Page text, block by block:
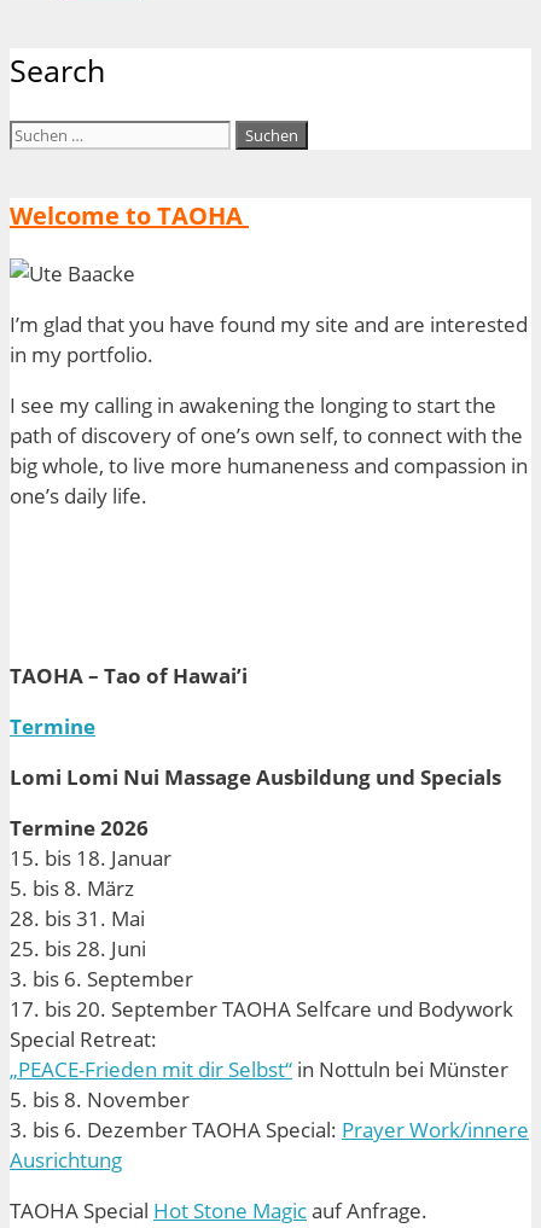
Search
Suchen
Welcome to TAOHA
I’m glad that you have found my site and are interested
in my portfolio.
I see my calling in awakening the longing to start the
path of discovery of one’s own self, to connect with the
big whole, to live more humanenessand compassion in
one’s daily life.
TAOHA – Tao of Hawai’i
Termine
Lomi Lomi Nui Massage Ausbildung und Specials
Termine 2026
15. bis 18. Januar
5. bis 8. März
28. bis 31. Mai
25. bis 28. Juni
3. bis 6. September
17. bis 20. September TAOHA Selfcare und Bodywork
Special Retreat:
„PEACE-Frieden mit dir Selbst“ in Nottuln bei Münster
5. bis 8. November
3. bis 6. Dezember TAOHA Special: Prayer Work/innere
Ausrichtung
TAOHA Special Hot Stone Magicauf Anfrage.